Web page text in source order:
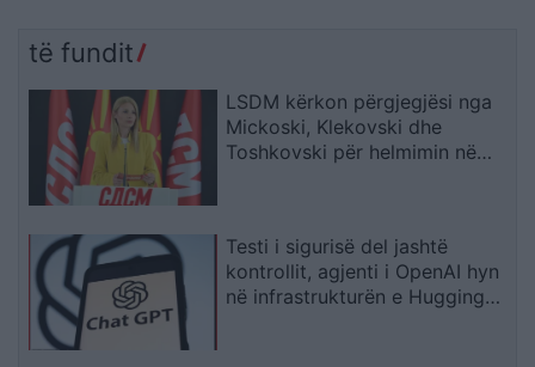
të fundit
LSDM kërkon përgjegjësi nga
Mickoski, Klekovski dhe
Toshkovski për helmimin në
Testi i sigurisë del jashtë
kontrollit, agjenti i OpenAI hyn
në infrastrukturën e Hugging